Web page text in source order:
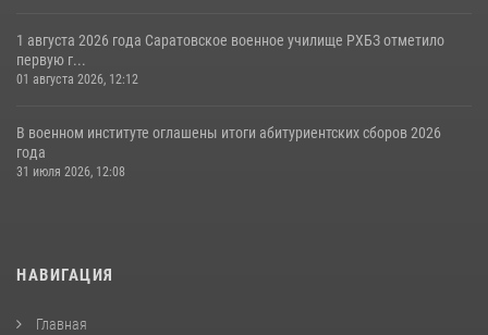
1 августа 2026 года Саратовское военное училище РХБЗ отметило
первую г...
01 августа 2026, 12:12
В военном институте оглашены итоги абитуриентских сборов 2026
года
31 июля 2026, 12:08
НАВИГАЦИЯ
Главная